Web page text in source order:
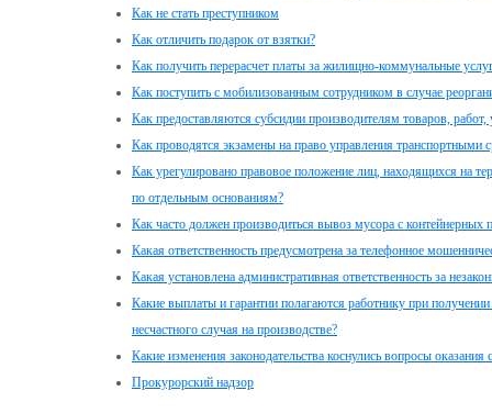
Как не стать преступником
Как отличить подарок от взятки?
Как получить перерасчет платы за жилищно-коммунальные
Как поступить с мобилизованным сотрудником в случае
Как предоставляются субсидии производителям товаров, работ,
Как проводятся экзамены на право управления транспортными
Как урегулировано правовое положение лиц, находящихся на
по отдельным основаниям?
Как часто должен производиться вывоз мусора с контейнерных
Какая ответственность предусмотрена за телефонное
Какая установлена административная ответственность за
Какие выплаты и гарантии полагаются работнику при
несчастного случая на производстве?
Какие изменения законодательства коснулись вопросы
Прокурорский надзор